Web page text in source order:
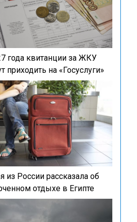
года квитанции за ЖКУ
приходить на «Госуслуги»
из России рассказала об
отдыхе в Египте